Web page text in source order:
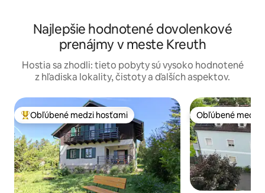
Najlepšie hodnotené dovolenkové
prenájmy v meste Kreuth
Hostia sa zhodli: tieto pobyty sú vysoko hodnotené
z hľadiska lokality, čistoty a ďalších aspektov.
Najobľúbenejšie medzi hosťami
Obľúbené medzi hosťami Obľúbené medzi
Obľúbené medzi